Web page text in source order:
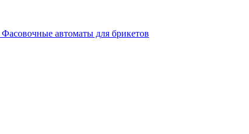
Фасовочные автоматы для брикетов